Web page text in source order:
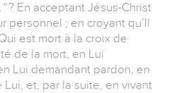
? En acceptant Jésus-Christ
; en croyant qu’Il
est mort à la croix de
de la mort, en Lui
Lui demandant pardon, en
et, par la suite, en vivant